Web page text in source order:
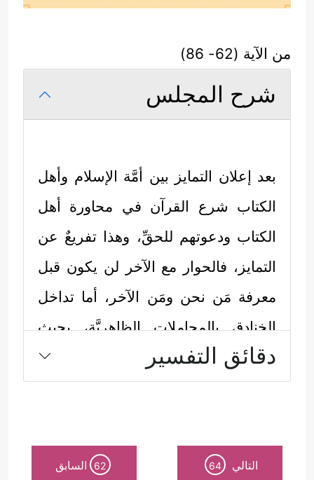
من الآية (62- 86)
شرح المجلس
بعد إعلان التمايز بين أمَّة الإسلام وأهل
الكتاب شرع القرآن في محاورة أهل
الكتاب ودعوتهم للحقِّ، وهذا تفريعٌ عن
التمايز، فالحوار مع الآخر لن يكون قبل
معرفة مَن نحن ومَن الآخر، أما تداخل
الخنادق بالمجاملات الظاهريَّة، بحيث
تتغطَّى نقاط الخلاف، فهو طريق
التجهيل، وضياع فرصة التصويب
دقائق التفسير
التالي 64
62 السابق